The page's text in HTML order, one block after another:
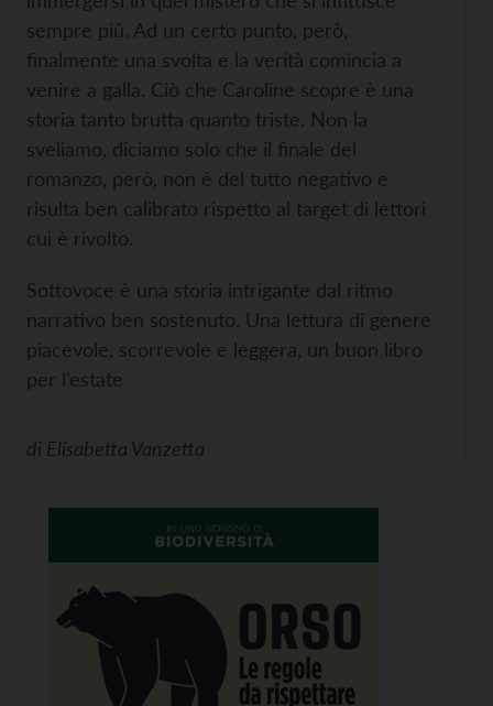
sempre più. Ad un certo punto, però,
finalmente una svolta e la verità comincia a
venire a galla. Ciò che Caroline scopre è una
storia tanto brutta quanto triste. Non la
sveliamo, diciamo solo che il finale del
romanzo, però, non è del tutto negativo e
risulta ben calibrato rispetto al target di lettori
cui è rivolto.
Sottovoce è una storia intrigante dal ritmo
narrativo ben sostenuto. Una lettura di genere
piacevole, scorrevole e leggera, un buon libro
per l’estate
di Elisabetta Vanzetta